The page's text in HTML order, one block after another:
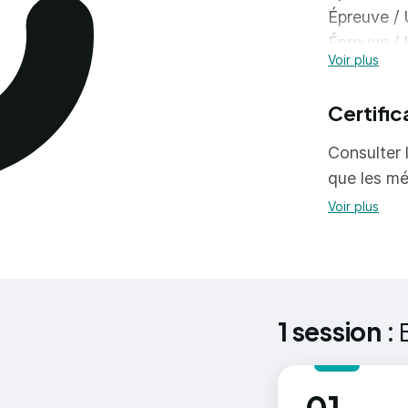
Épreuve /
Épreuve /
Épreuve /
Épreuve /
Épreuve /
Épreuve
Épreuve /
Épreuve
Épreuve /
Épreuve /
Voir plus
Consulter
que les
Voir plus
1 session :
au